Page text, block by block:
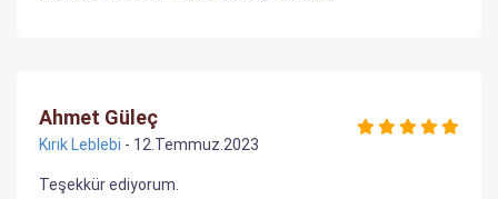
Ahmet Güleç
Kırık Leblebi - 12.Temmuz.2023
Teşekkür ediyorum.